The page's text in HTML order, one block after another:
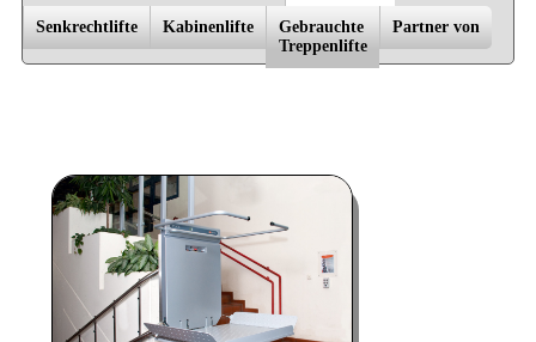
Senkrechtlifte Kabinenlifte
Gebrauchte
Trep­pen­lif­te
Partner von